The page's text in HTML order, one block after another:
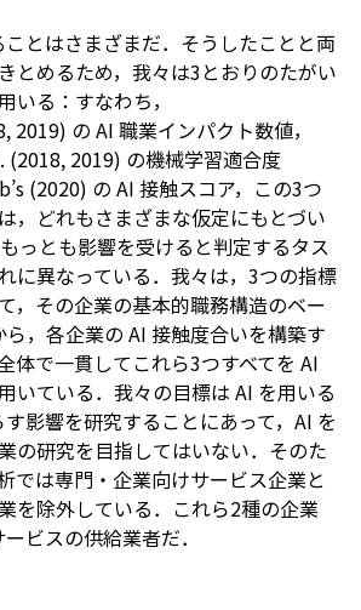
とはさまざまだ．そうしたことと両
とめるため，我々は3とおりのたがい
いる：すなわち，
の AI 職業インパクト数値，
2019) の機械学習適合度
(2020) の AI 接触スコア，この3つ
，どれもさまざまな仮定にもとづい
っとも影響を受けると判定するタス
に異なっている．我々は，3つの指標
，その企業の基本的職務構造のベー
，各企業の AI 接触度合いを構築す
体で一貫してこれら3つすべてを AI
いている．我々の目標は AI を用いる
影響を研究することにあって，AI を
の研究を目指してはいない．そのた
では専門・企業向けサービス企業と
を除外している．これら2種の企業
ビスの供給業者だ．